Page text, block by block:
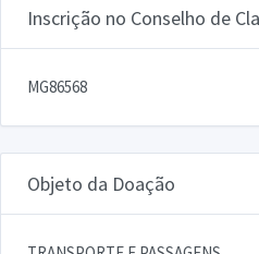
Inscrição no Conselho de
MG86568
Objeto da Doação